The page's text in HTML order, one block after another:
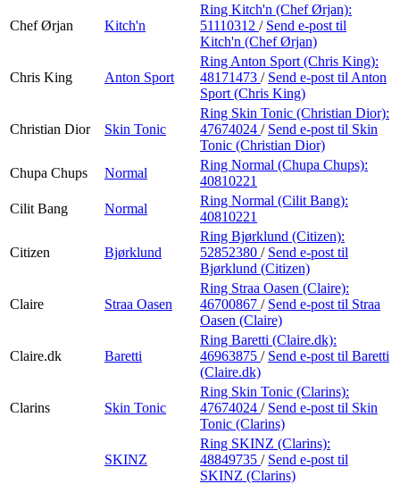
Chef Ørjan Kitch'n
Ring Kitch'n (Chef Ørjan):
51110312 / Send e-post til
Kitch'n (Chef Ørjan)
Chris King Anton Sport
Ring Anton Sport (Chris King):
48171473 / Send e-post til Anton
Sport (Chris King)
Christian Dior Skin Tonic
Ring Skin Tonic (Christian Dior):
47674024 / Send e-post til Skin
Tonic (Christian Dior)
Chupa Chups
Normal
Ring Normal (Chupa Chups):
40810221
Cilit Bang
Normal
Ring Normal (Cilit Bang):
40810221
Citizen Bjørklund
Ring Bjørklund (Citizen):
52852380 / Send e-post til
Bjørklund (Citizen)
Claire Straa Oasen
Ring Straa Oasen (Claire):
46700867 / Send e-post til Straa
Oasen (Claire)
Claire.dk Baretti
Ring Baretti (Claire.dk):
46963875 / Send e-post til Baretti
(Claire.dk)
Clarins Skin Tonic
Ring Skin Tonic (Clarins):
47674024 / Send e-post til Skin
Tonic (Clarins)
SKINZ
Ring SKINZ (Clarins):
48849735 / Send e-post til
SKINZ (Clarins)